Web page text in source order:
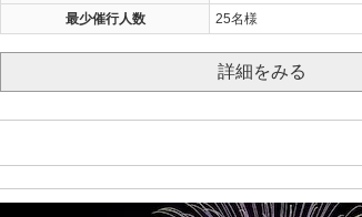
最少催行人数
25名様
詳細をみる